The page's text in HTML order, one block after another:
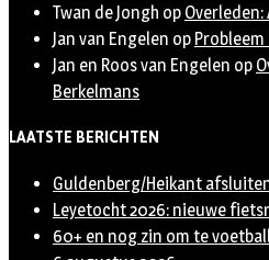
Twan de Jongh op
Jan van Engelen op
Jan en Roos van Engelen op
Berkelmans
LAATSTE BERICHTEN
Guldenberg/Heikant
Leyetocht 2026: nieuwe
60+ en nog zin om te